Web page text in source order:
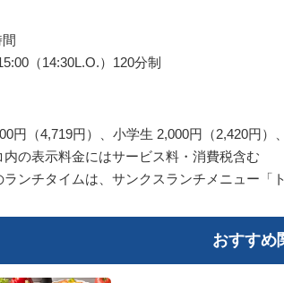
（14:30L.O.）120分制
円（4,719円）、小学生 2,000円（2,420円）
の表示料金にはサービス料・消費税含む
ンチタイムは、サンクスランチメニュー「
おすすめ